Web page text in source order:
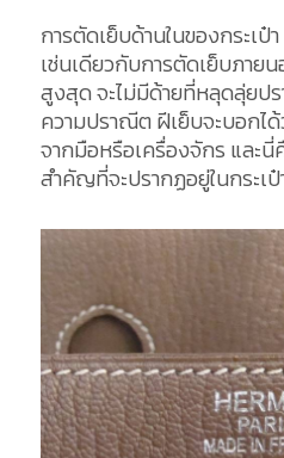
การตัดเย็บด้านในของกระเ
เช่นเดียวกับการตัดเย็บภา
สูงสุด จะไม่มีด้ายที่หลุดลุ่ยป
ความปราณีต ฝีเย็บจะบอกไ
จากมือหรือเครื่องจักร และ
สำคัญที่จะปรากฏอยู่ในกระเ